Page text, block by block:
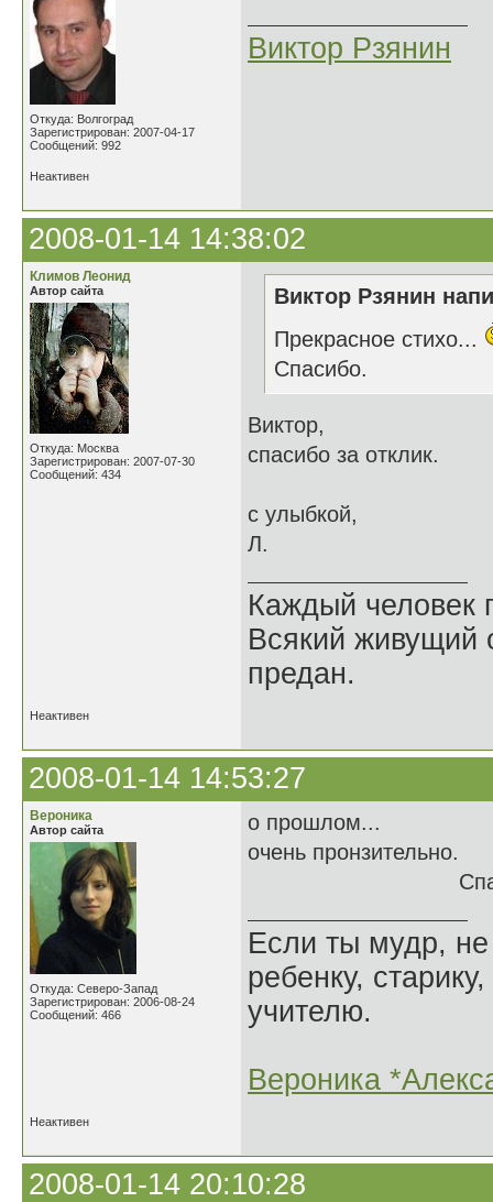
Откуда: Волгоград
Зарегистрирован: 2007-04-17
Сообщений: 992
Виктор Рзянин
Неактивен
2008-01-14 14:38:02
Климов Леонид
Автор сайта
Откуда: Москва
Зарегистрирован: 2007-07-30
Сообщений: 434
Виктор Рзянин
Прекрасное стихо...
Спасибо.
Виктор,
спасибо за отклик.
с улыбкой,
Л.
Каждый человек
Всякий живущий
предан.
Неактивен
2008-01-14 14:53:27
Вероника
Автор сайта
Откуда: Северо-Запад
Зарегистрирован: 2006-08-24
Сообщений: 466
о прошлом...
очень пронзительно.
Если ты мудр, не
ребенку,
учителю.
Вероника
Неактивен
2008-01-14 20:10:28